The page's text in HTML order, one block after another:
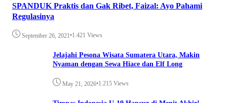
SPANDUK Praktis dan Gak Ribet, Faizal: Ayo Pahami
Regulasinya
September 26, 2021•1.421 Views
Jelajahi Pesona Wisata Sumatera Utara, Makin
Nyaman dengan Sewa Hiace dan Elf Long
May 21, 2026•1.215 Views